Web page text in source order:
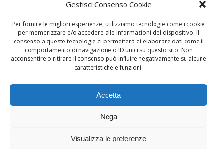
Gestisci Consenso Cookie
Per fornire le migliori esperienze, utilizziamo tecnologie come i cookie
per memorizzare e/o accedere alle informazioni del dispositivo. Il
consenso a queste tecnologie ci permetterà di elaborare dati come il
comportamento di navigazione o ID unici su questo sito. Non
acconsentire o ritirare il consenso può influire negativamente su alcune
caratteristiche e funzioni.
Accetta
Nega
Visualizza le preferenze
+39 339 748 6635
© 2026 Il Blues Magazine. Powered by